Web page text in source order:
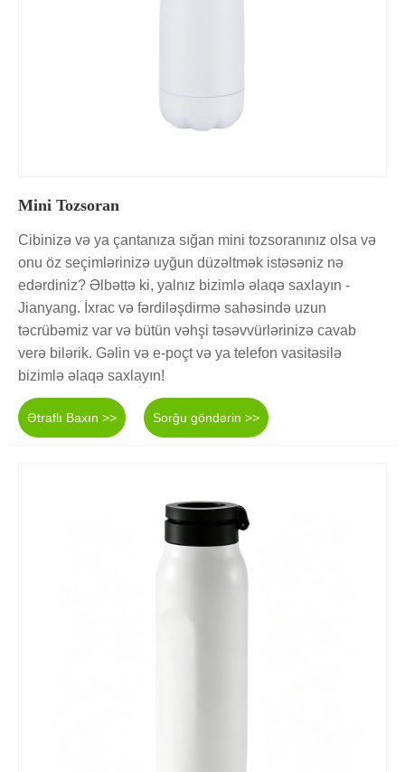
Mini Tozsoran
Cibinizə və ya çantanıza sığan mini tozsoranınız olsa və
onu öz seçimlərinizə uyğun düzəltmək istəsəniz nə
edərdiniz? Əlbəttə ki, yalnız bizimlə əlaqə saxlayın -
Jianyang. İxrac və fərdiləşdirmə sahəsində uzun
təcrübəmiz var və bütün vəhşi təsəvvürlərinizə cavab
verə bilərik. Gəlin və e-poçt və ya telefon vasitəsilə
bizimlə əlaqə saxlayın!
Ətraflı Baxın >> Sorğu göndərin >>